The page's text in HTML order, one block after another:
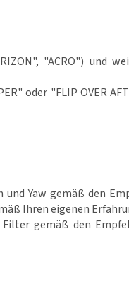
"ACRO") und
oder "FLIP OVER
Yaw gemäß den
Ihren eigenen
gemäß den